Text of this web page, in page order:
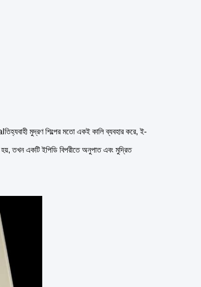
মুদ্রণ শিল্পের মতো একই কালি ব্যবহার করে, ই-
তখন একটি ইপিডি বিপরীতে অনুপাত এবং মুদ্রিত